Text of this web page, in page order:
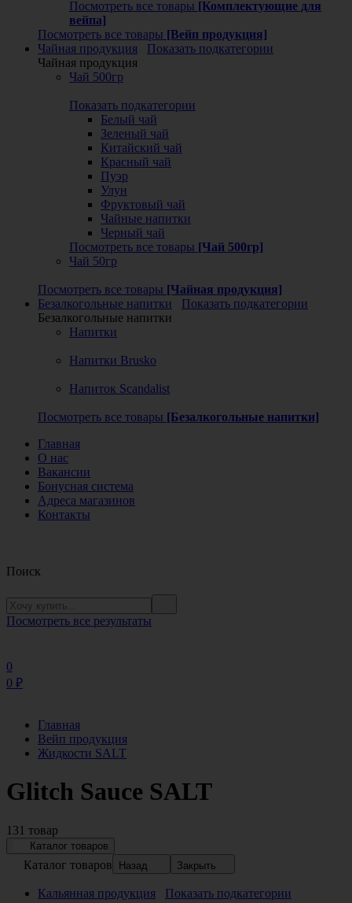
Посмотреть все товары [Комплектующие для
вейпа]
Посмотреть все товары [Вейп продукция]
Чайная продукция
Показать подкатегории
Чайная продукция
Чай 500гр
Показать подкатегории
Белый чай
Зеленый чай
Китайский чай
Красный чай
Пуэр
Улун
Фруктовый чай
Чайные напитки
Черный чай
Посмотреть все товары [Чай 500гр]
Чай 50гр
Посмотреть все товары [Чайная продукция]
Безалкогольные напитки
Показать подкатегории
Безалкогольные напитки
Напитки
Напитки Brusko
Напиток Scandalist
Посмотреть все товары [Безалкогольные напитки]
Главная
О нас
Вакансии
Бонусная система
Адреса магазинов
Контакты
Поиск
Посмотреть все результаты
0
0 ₽
Главная
Вейп продукция
Жидкости SALT
Glitch Sauce SALT
131 товар
Каталог товаров
Каталог товаров Назад Закрыть
Кальянная продукция
Показать подкатегории